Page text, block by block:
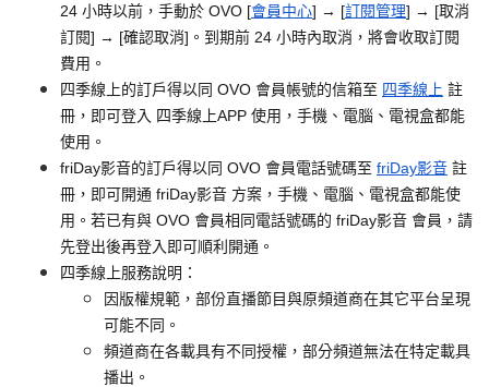
24 小時以前，手動於 OVO [會員中心] → [訂閱管理] → [取消
訂閱] → [確認取消]。到期前 24 小時內取消，將會收取訂閱
費用。
四季線上的訂戶得以同 OVO 會員帳號的信箱至 四季線上 註
冊，即可登入 四季線上APP 使用，手機、電腦、電視盒都能
使用。
friDay影音的訂戶得以同 OVO 會員電話號碼至 friDay影音 註
冊，即可開通 friDay影音 方案，手機、電腦、電視盒都能使
用。若已有與 OVO 會員相同電話號碼的 friDay影音 會員，請
先登出後再登入即可順利開通。
四季線上服務說明：
因版權規範，部份直播節目與原頻道商在其它平台呈現
可能不同。
頻道商在各載具有不同授權，部分頻道無法在特定載具
播出。